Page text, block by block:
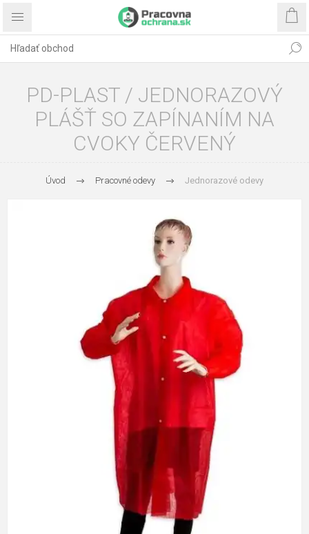
PD-PLAST / JEDNORAZOVÝ
PLÁŠŤ SO ZAPÍNANÍM NA
CVOKY ČERVENÝ
Úvod Pracovné odevy Jednorazové odevy